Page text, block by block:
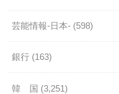
芸能情報-日本- (598)
銀行 (163)
韓 国 (3,251)